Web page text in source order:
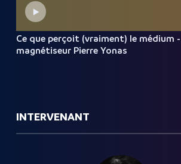
Ce que perçoit (vraiment) le médium -
magnétiseur Pierre Yonas
INTERVENANT